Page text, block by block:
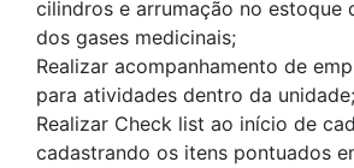
cilindros e arrumação no estoque
dos gases medicinais;
Realizar acompanhamento de
para atividades dentro da unidade;
Realizar Check list ao início de
cadastrando os itens pontuados